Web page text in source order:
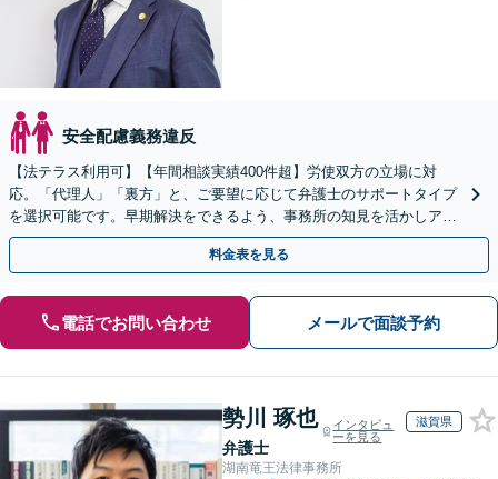
安全配慮義務違反
【法テラス利用可】【年間相談実績400件超】労使双方の立場に対
応。「代理人」「裏方」と、ご要望に応じて弁護士のサポートタイプ
を選択可能です。早期解決をできるよう、事務所の知見を活かしアド
バイスいたします【堅田駅4分】【無料駐車場あり】
料金表を見る
電話でお問い合わせ メールで面談予約
勢川 琢也
弁護士
インタビュ
ーを見る
滋賀県
湖南竜王法律事務所